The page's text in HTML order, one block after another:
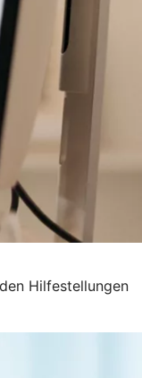
Hilfestellungen